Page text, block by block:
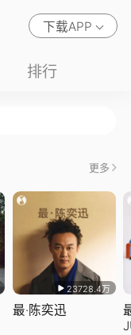
下载APP
排行
更多
23728.4万
最·陈奕迅